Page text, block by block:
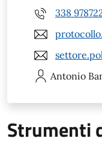
338
Antonio
Strumenti